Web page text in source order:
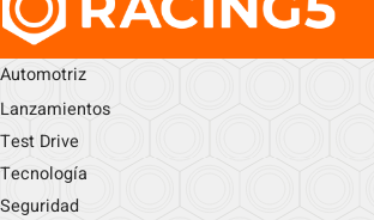
Automotriz
Lanzamientos
Test Drive
Tecnología
Seguridad